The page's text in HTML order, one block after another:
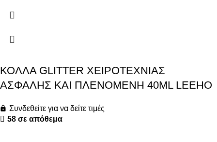
ΚΟΛΛΑ GLITTER ΧΕΙΡΟΤΕΧΝΙΑΣ
ΑΣΦΑΛΗΣ ΚΑΙ ΠΛΕΝΟΜΕΝΗ 40ML LEEHO
Συνδεθείτε για να δείτε τιμές
58 σε απόθεμα